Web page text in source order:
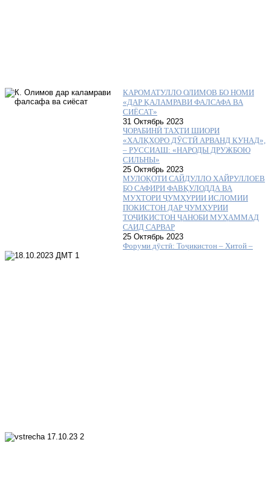
КАРОМАТУЛЛО ОЛИМОВ БО НОМИ
«ДАР ҚАЛАМРАВИ ФАЛСАФА ВА
СИЁСАТ»
31 Октябрь 2023
ЧОРАБИНӢ ТАҲТИ ШИОРИ
«ХАЛҚҲОРО ДӮСТӢ АРВАНД КУНАД»,
– РУССИАШ: «НАРОДЫ ДРУЖБОЮ
СИЛЬНЫ»
25 Октябрь 2023
МУЛОҚОТИ САЙДУЛЛО ХАЙРУЛЛОЕВ
БО САФИРИ ФАВҚУЛОДДА ВА
МУХТОРИ ҶУМҲУРИИ ИСЛОМИИ
ПОКИСТОН ДАР ҶУМҲУРИИ
ТОҶИКИСТОН ҶАНОБИ МУҲАММАД
САИД САРВАР
25 Октябрь 2023
Форуми дӯстӣ: Тоҷикистон – Хитой –